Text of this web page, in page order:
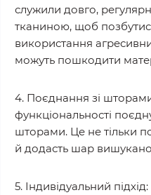
служили довго,
тканиною, щоб
використання
можуть пошкодити
4. Поєднання зі
функціональності
шторами. Це не тільки
й додасть шар
5. Індивідуальний